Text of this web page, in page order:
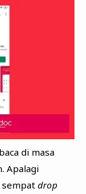
di masa
Apalagi
drop